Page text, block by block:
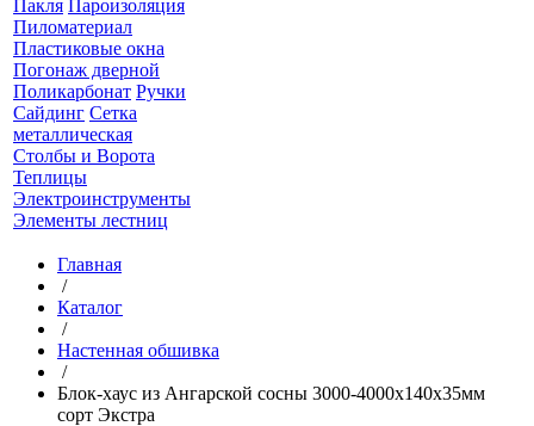
Пакля Пароизоляция
Пиломатериал
Пластиковые окна
Погонаж дверной
Поликарбонат Ручки
Сайдинг Сетка
металлическая
Столбы и Ворота
Теплицы
Электроинструменты
Элементы лестниц
Главная
/
Каталог
/
Настенная обшивка
/
Блок-хаус из Ангарской сосны 3000-4000х140х35мм
сорт Экстра